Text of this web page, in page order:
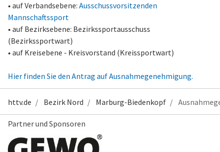
• auf Verbandsebene: Ausschussvorsitzenden
Mannschaftssport
• auf Bezirksebene: Bezirkssportausschuss
(Bezirkssportwart)
• auf Kreisebene - Kreisvorstand (Kreissportwart)
Hier finden Sie den Antrag auf Ausnahmegenehmigung.
httv.de Bezirk Nord Marburg-Biedenkopf
Partner und Sponsoren